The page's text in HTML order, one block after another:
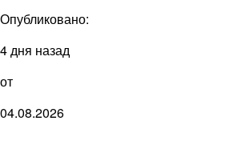
Опубликовано:
4 дня назад
от
04.08.2026